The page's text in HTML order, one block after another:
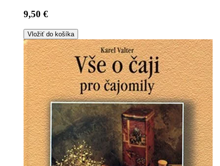
9,50 €
Vložiť do košíka